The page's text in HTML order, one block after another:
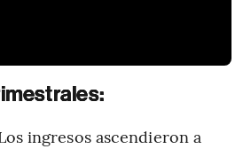
ingresos ascendieron a